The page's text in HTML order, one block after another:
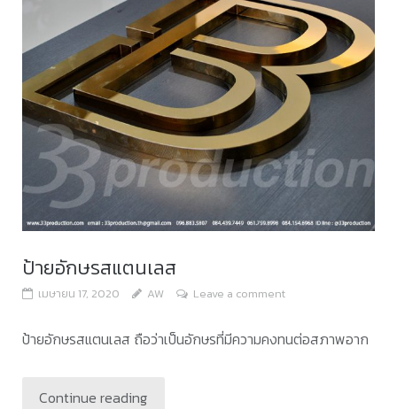
ป้ายอักษรสแตนเลส
เมษายน 17, 2020 AW Leave a comment
ป้ายอักษรสแตนเลส ถือว่าเป็นอักษรที่มีความคงทนต่อสภาพอาก
Continue reading